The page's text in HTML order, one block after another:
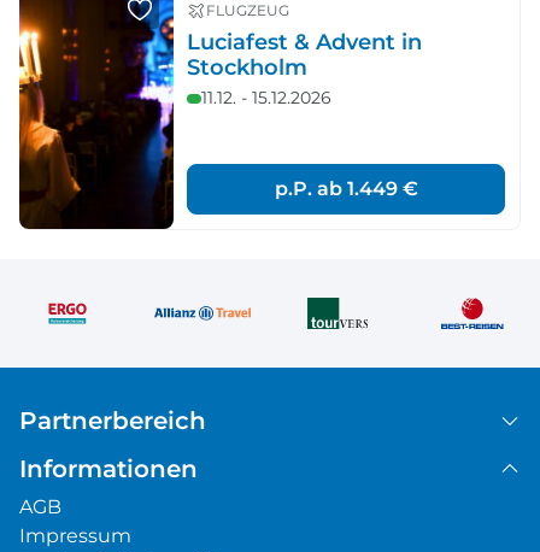
FLUGZEUG
Luciafest & Advent in
Stockholm
11.12. - 15.12.2026
p.P. ab 1.449 €
Partnerbereich
Informationen
AGB
Impressum